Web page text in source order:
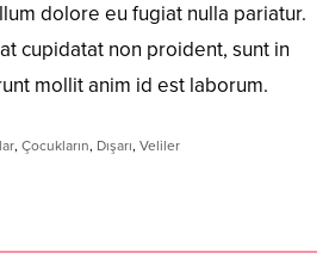
dolore eu fugiat nulla pariatur.
cupidatat non proident, sunt in
mollit anim id est laborum.
, Çocukların, Dışarı, Veliler